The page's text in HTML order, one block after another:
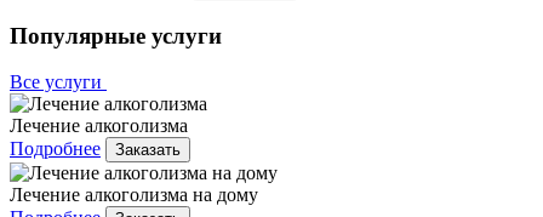
Популярные услуги
Все услуги
Лечение алкоголизма
Подробнее
Заказать
Лечение алкоголизма на дому